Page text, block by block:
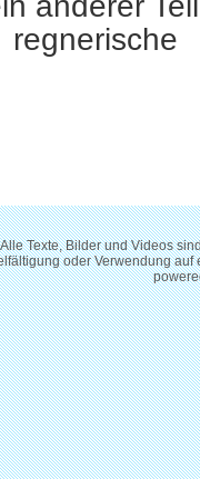
Alle Texte, Bilder und Videos
oder Verwendung